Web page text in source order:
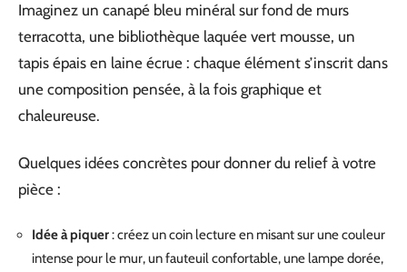
Imaginez un canapé bleu minéral sur fond de murs
terracotta, une bibliothèque laquée vert mousse, un
tapis épais en laine écrue : chaque élément s’inscrit dans
une composition pensée, à la fois graphique et
chaleureuse.
Quelques idées concrètes pour donner du relief à votre
pièce :
Idée à piquer: créez un coin lecture en misant sur une couleur
intense pour le mur, un fauteuil confortable, une lampe dorée,